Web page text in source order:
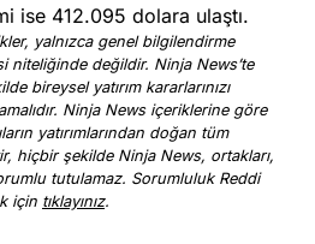
ise 412.095 dolara ulaştı.
yalnızca genel bilgilendirme
niteliğinde değildir. Ninja News’te
bireysel yatırım kararlarınızı
Ninja News içeriklerine göre
yatırımlarından doğan tüm
hiçbir şekilde Ninja News, ortakları,
tutulamaz. Sorumluluk Reddi
için tıklayınız.